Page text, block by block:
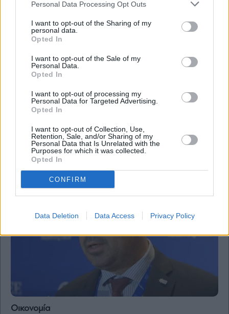
Personal Data Processing Opt Outs
I want to opt-out of the Sharing of my
personal data.
Opted In
I want to opt-out of the Sale of my
Personal Data.
Opted In
I want to opt-out of processing my
Personal Data for Targeted Advertising.
Opted In
I want to opt-out of Collection, Use,
Retention, Sale, and/or Sharing of my
Personal Data that Is Unrelated with the
Purposes for which it was collected.
Opted In
CONFIRM
Data Deletion Data Access Privacy Policy
Ευρωζώνη: Αύξηση βιομηχανικής παραγωγής
πέραν των προσδοκιών της αγοράς
Οικονομία